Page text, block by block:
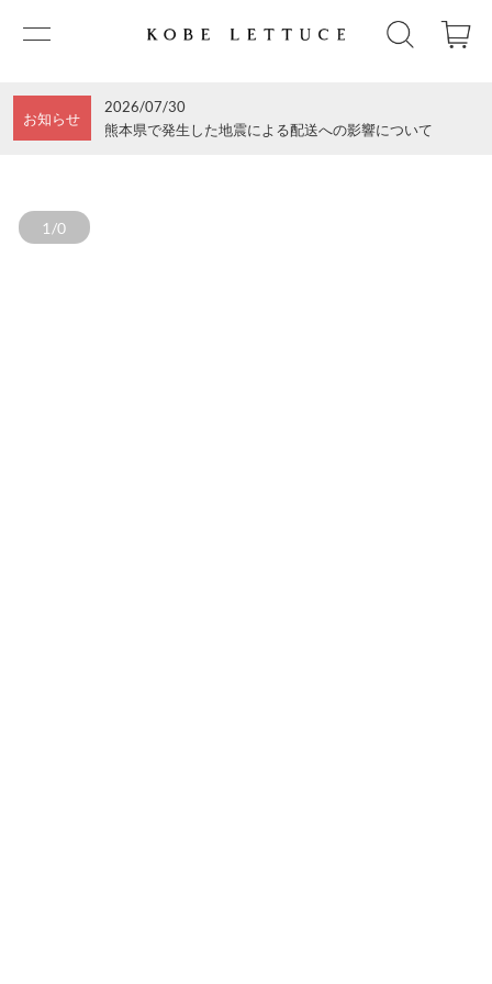
お知らせ
2026/07/30
熊本県で発生した地震による配送への影響について
1/0